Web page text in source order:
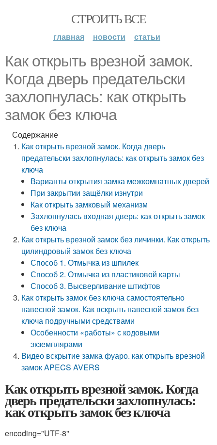
СТРОИТЬ ВСЕ
главная новости статьи
Как открыть врезной замок.
Когда дверь предательски
захлопнулась: как открыть
замок без ключа
Содержание
Как открыть врезной замок. Когда дверь
предательски захлопнулась: как открыть замок без
ключа
Варианты открытия замка межкомнатных дверей
При закрытии защёлки изнутри
Как открыть замковый механизм
Захлопнулась входная дверь: как открыть замок
без ключа
Как открыть врезной замок без личинки. Как открыть
цилиндровый замок без ключа
Способ 1. Отмычка из шпилек
Способ 2. Отмычка из пластиковой карты
Способ 3. Высверливание штифтов
Как открыть замок без ключа самостоятельно
навесной замок. Как вскрыть навесной замок без
ключа подручными средствами
Особенности «работы» с кодовыми
экземплярами
Видео вскрытие замка фуаро. как открыть врезной
замок APECS AVERS
Как открыть врезной замок. Когда
дверь предательски захлопнулась:
как открыть замок без ключа
encoding="UTF-8"